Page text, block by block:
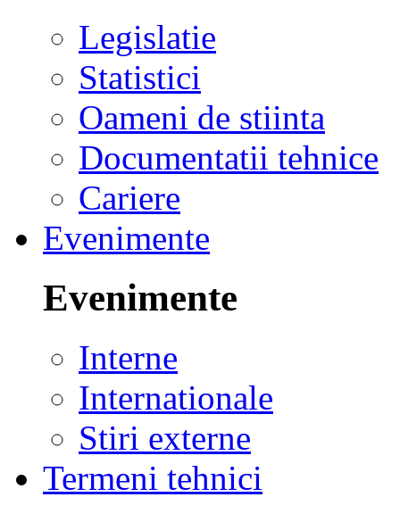
Legislatie
Statistici
Oameni de stiinta
Documentatii tehnice
Cariere
Evenimente
Evenimente
Interne
Internationale
Stiri externe
Termeni tehnici